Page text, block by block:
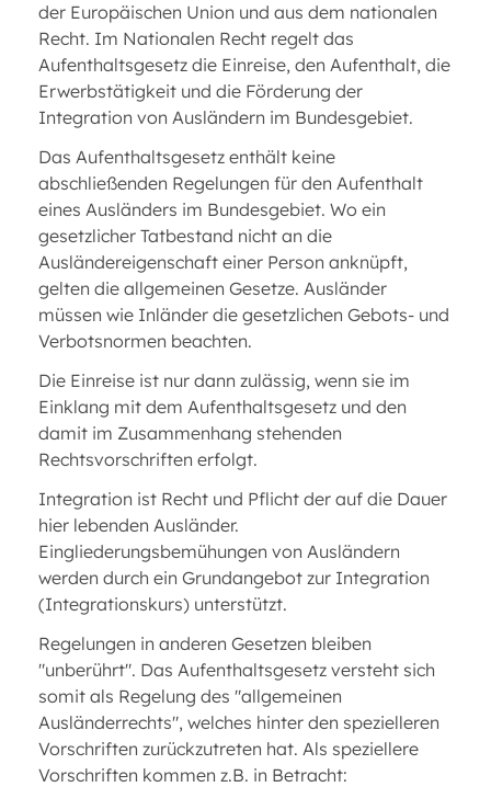
der Europäischen Union und aus dem nationalen
Recht. Im Nationalen Recht regelt das
Aufenthaltsgesetz die Einreise, den Aufenthalt, die
Erwerbstätigkeit und die Förderung der
Integration von Ausländern im Bundesgebiet.
Das Aufenthaltsgesetz enthält keine
abschließenden Regelungen für den Aufenthalt
eines Ausländers im Bundesgebiet. Wo ein
gesetzlicher Tatbestand nicht an die
Ausländereigenschaft einer Person anknüpft,
gelten die allgemeinen Gesetze. Ausländer
müssen wie Inländer die gesetzlichen Gebots- und
Verbotsnormen beachten.
Die Einreise ist nur dann zulässig, wenn sie im
Einklang mit dem Aufenthaltsgesetz und den
damit im Zusammenhang stehenden
Rechtsvorschriften erfolgt.
Integration ist Recht und Pflicht der auf die Dauer
hier lebenden Ausländer.
Eingliederungsbemühungen von Ausländern
werden durch ein Grundangebot zur Integration
(Integrationskurs) unterstützt.
Regelungen in anderen Gesetzen bleiben
"unberührt". Das Aufenthaltsgesetz versteht sich
somit als Regelung des "allgemeinen
Ausländerrechts", welches hinter den spezielleren
Vorschriften zurückzutreten hat. Als speziellere
Vorschriften kommen z.B. in Betracht: